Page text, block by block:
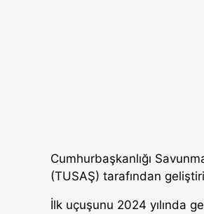
Cumhurbaşkanlığı
(TUSAŞ) tarafından
İlk uçuşunu 2024 yılında